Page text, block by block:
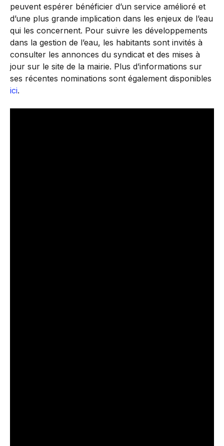
peuvent espérer bénéficier d’un service amélioré et
d’une plus grande implication dans les enjeux de l’eau
qui les concernent. Pour suivre les développements
dans la gestion de l’eau, les habitants sont invités à
consulter les annonces du syndicat et des mises à
jour sur le site de la mairie. Plus d’informations sur
ses récentes nominations sont également disponibles
ici.